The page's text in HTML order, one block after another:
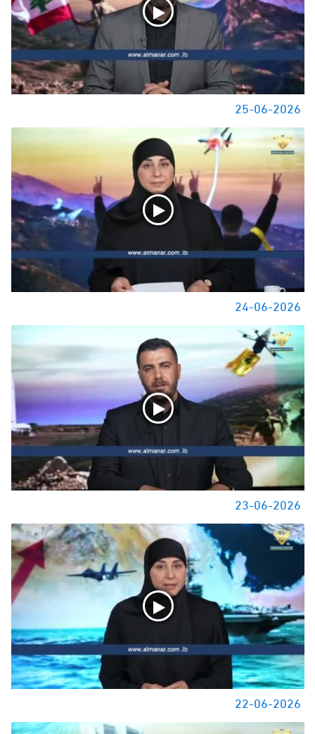
25-06-2026
24-06-2026
23-06-2026
22-06-2026